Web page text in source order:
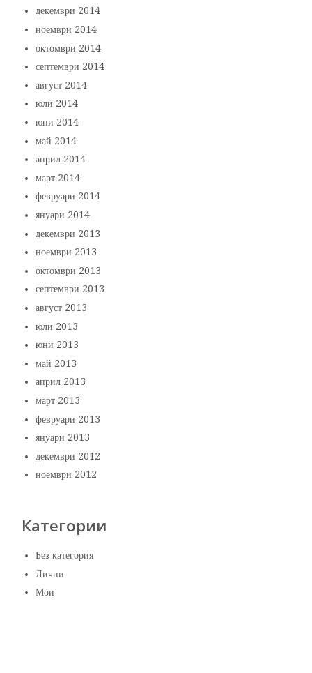
декември 2014
ноември 2014
октомври 2014
септември 2014
август 2014
юли 2014
юни 2014
май 2014
април 2014
март 2014
февруари 2014
януари 2014
декември 2013
ноември 2013
октомври 2013
септември 2013
август 2013
юли 2013
юни 2013
май 2013
април 2013
март 2013
февруари 2013
януари 2013
декември 2012
ноември 2012
Категории
Без категория
Лични
Мои